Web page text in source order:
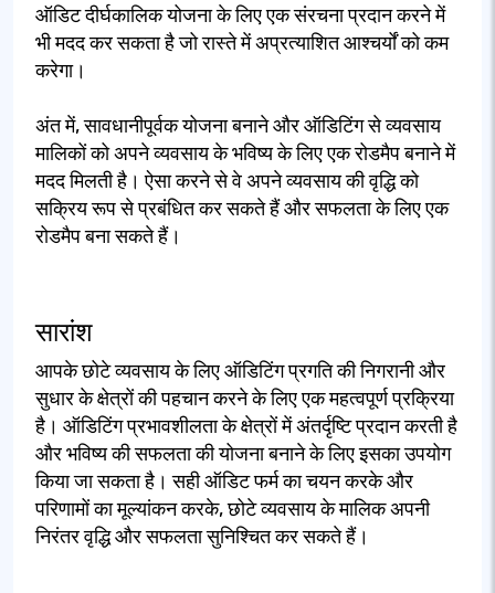
ऑडिट दीर्घकालिक योजना के लिए एक संरचना प्रदान करने में
भी मदद कर सकता है जो रास्ते में अप्रत्याशित आश्चर्यों को कम
करेगा।
अंत में, सावधानीपूर्वक योजना बनाने और ऑडिटिंग से व्यवसाय
मालिकों को अपने व्यवसाय के भविष्य के लिए एक रोडमैप बनाने में
मदद मिलती है। ऐसा करने से वे अपने व्यवसाय की वृद्धि को
सक्रिय रूप से प्रबंधित कर सकते हैं और सफलता के लिए एक
रोडमैप बना सकते हैं।
सारांश
आपके छोटे व्यवसाय के लिए ऑडिटिंग प्रगति की निगरानी और
सुधार के क्षेत्रों की पहचान करने के लिए एक महत्वपूर्ण प्रक्रिया
है। ऑडिटिंग प्रभावशीलता के क्षेत्रों में अंतर्दृष्टि प्रदान करती है
और भविष्य की सफलता की योजना बनाने के लिए इसका उपयोग
किया जा सकता है। सही ऑडिट फर्म का चयन करके और
परिणामों का मूल्यांकन करके, छोटे व्यवसाय के मालिक अपनी
निरंतर वृद्धि और सफलता सुनिश्चित कर सकते हैं।